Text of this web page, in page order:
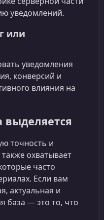
уведомлений.
или
уведомления
конверсий и
влияния на
выделяется
точность и
охватывает
часто
Если вам
актуальная и
база — это то, что